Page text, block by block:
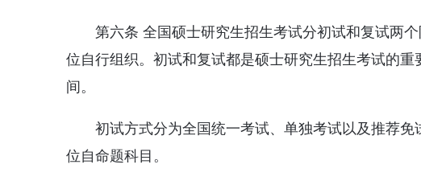
第六条 全国硕士研究生招生考试分初试和复试两
位自行组织。初试和复试都是硕士研究生招生考试的
间。
初试方式分为全国统一考试、单独考试以及推荐
位自命题科目。